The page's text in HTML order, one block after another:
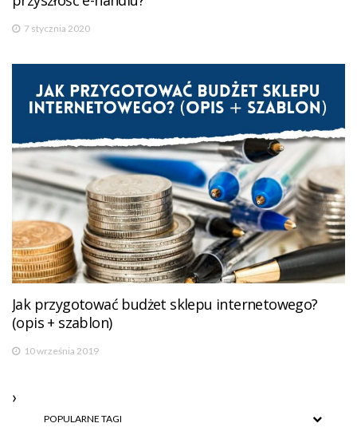
7 stycznia 2020
Jak przygotować budżet sklepu internetowego?
(opis + szablon)
10 września 2019
POPULARNE TAGI